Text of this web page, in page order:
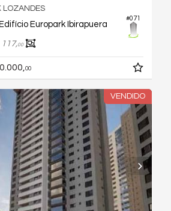
#071
LOZANDES
Europark Ibirapuera
117,00
00
VENDIDO